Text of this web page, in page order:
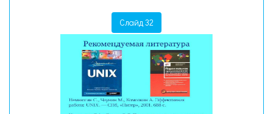
Слайд 32